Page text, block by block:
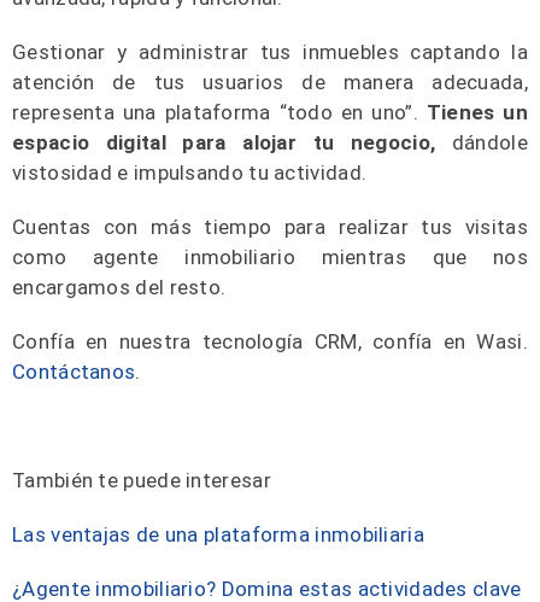
Gestionar y administrar tus inmuebles captando la
atención de tus usuarios de manera adecuada,
representa una plataforma “todo en uno”. Tienes un
espacio digital para alojar tu negocio, dándole
vistosidad e impulsando tu actividad.
Cuentas con más tiempo para realizar tus visitas
como agente inmobiliario mientras que nos
encargamos del resto.
Confía en nuestra tecnología CRM, confía en Wasi.
Contáctanos.
También te puede interesar
Las ventajas de una plataforma inmobiliaria
¿Agente inmobiliario? Domina estas actividades clave